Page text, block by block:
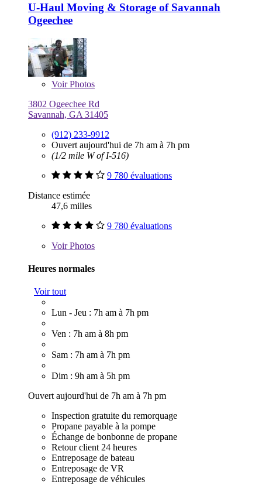
U-Haul Moving & Storage of Savannah
Ogeechee
VoirPhotos
3802 Ogeechee Rd
Savannah, GA 31405
(912) 233-9912
Ouvert aujourd'hui de 7h am à 7h pm
(1/2 mile W of I-516)
9 780 évaluations
Distance estimée
47,6 milles
9 780 évaluations
VoirPhotos
Heures normales
Voir tout
Lun - Jeu : 7h am à 7h pm
Ven : 7h am à 8h pm
Sam : 7h am à 7h pm
Dim : 9h am à 5h pm
Ouvert aujourd'hui de 7h am à 7h pm
Inspection gratuite du remorquage
Propane payable à la pompe
Échange de bonbonne de propane
Retour client 24 heures
Entreposage de bateau
Entreposage de VR
Entreposage de véhicules